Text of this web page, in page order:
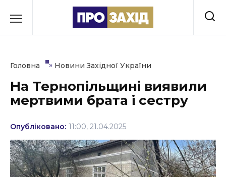
до
Культура
Освіта
Події
Політика
Головна » Новини Західної України
На Тернопільщині виявили
мертвими брата і сестру
Опубліковано: 11:00, 21.04.2025